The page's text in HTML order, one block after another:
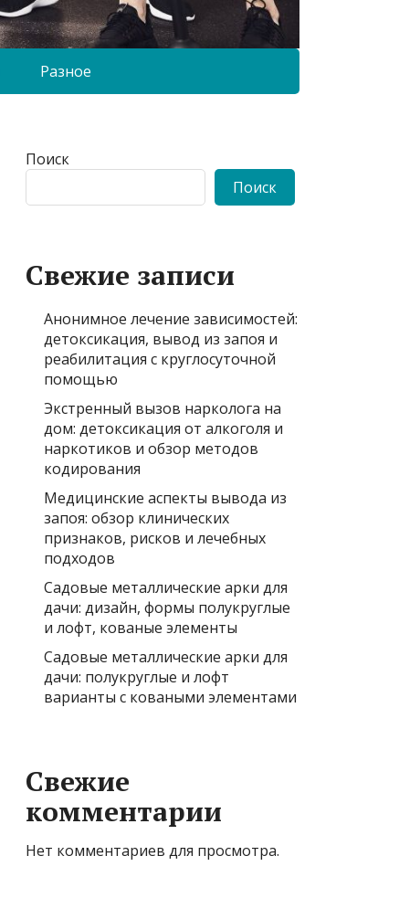
Разное
Поиск
Поиск
Свежие записи
Анонимное лечение зависимостей:
детоксикация, вывод из запоя и
реабилитация с круглосуточной
помощью
Экстренный вызов нарколога на
дом: детоксикация от алкоголя и
наркотиков и обзор методов
кодирования
Медицинские аспекты вывода из
запоя: обзор клинических
признаков, рисков и лечебных
подходов
Садовые металлические арки для
дачи: дизайн, формы полукруглые
и лофт, кованые элементы
Садовые металлические арки для
дачи: полукруглые и лофт
варианты с коваными элементами
Свежие
комментарии
Нет комментариев для просмотра.